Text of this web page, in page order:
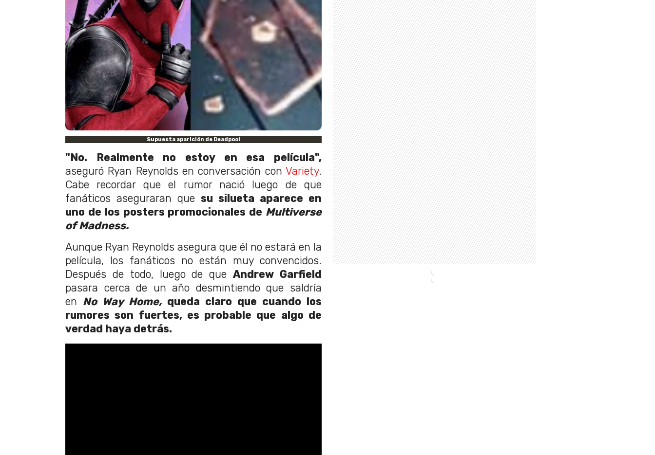
Supuesta aparición de Deadpool
"No. Realmente no estoy en esa película",
aseguró Ryan Reynolds en conversación con Variety.
Cabe recordar que el rumor nació luego de que
fanáticos aseguraran que su silueta aparece en
uno de los posters promocionales de Multiverse
of Madness.
Aunque Ryan Reynolds asegura que él no estará en la
película, los fanáticos no están muy convencidos.
Después de todo, luego de queAndrew Garfield
pasara cerca de un año desmintiendo que saldría
en No Way Home, queda claro que cuando los
rumores son fuertes, es probable que algo de
verdad haya detrás.